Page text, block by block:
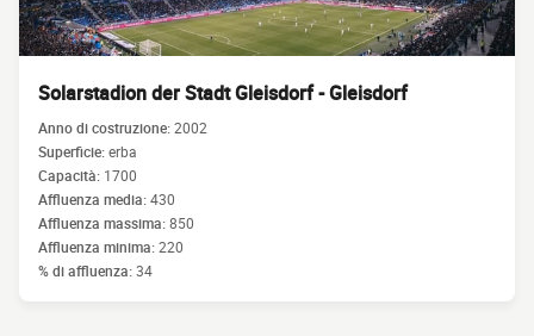
Solarstadion der Stadt Gleisdorf - Gleisdorf
Anno di costruzione:2002
Superficie:erba
Capacità: 1700
Affluenza media:430
Affluenza massima:850
Affluenza minima:220
% di affluenza:34